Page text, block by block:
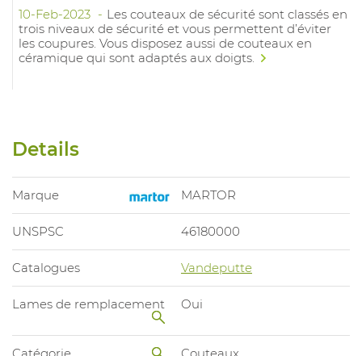
10-Feb-2023
Les couteaux de sécurité sont classés en
trois niveaux de sécurité et vous permettent d’éviter
les coupures. Vous disposez aussi de couteaux en
céramique qui sont adaptés aux doigts.
Details
Marque MARTOR
UNSPSC 46180000
Catalogues Vandeputte
Lames de remplacement Oui